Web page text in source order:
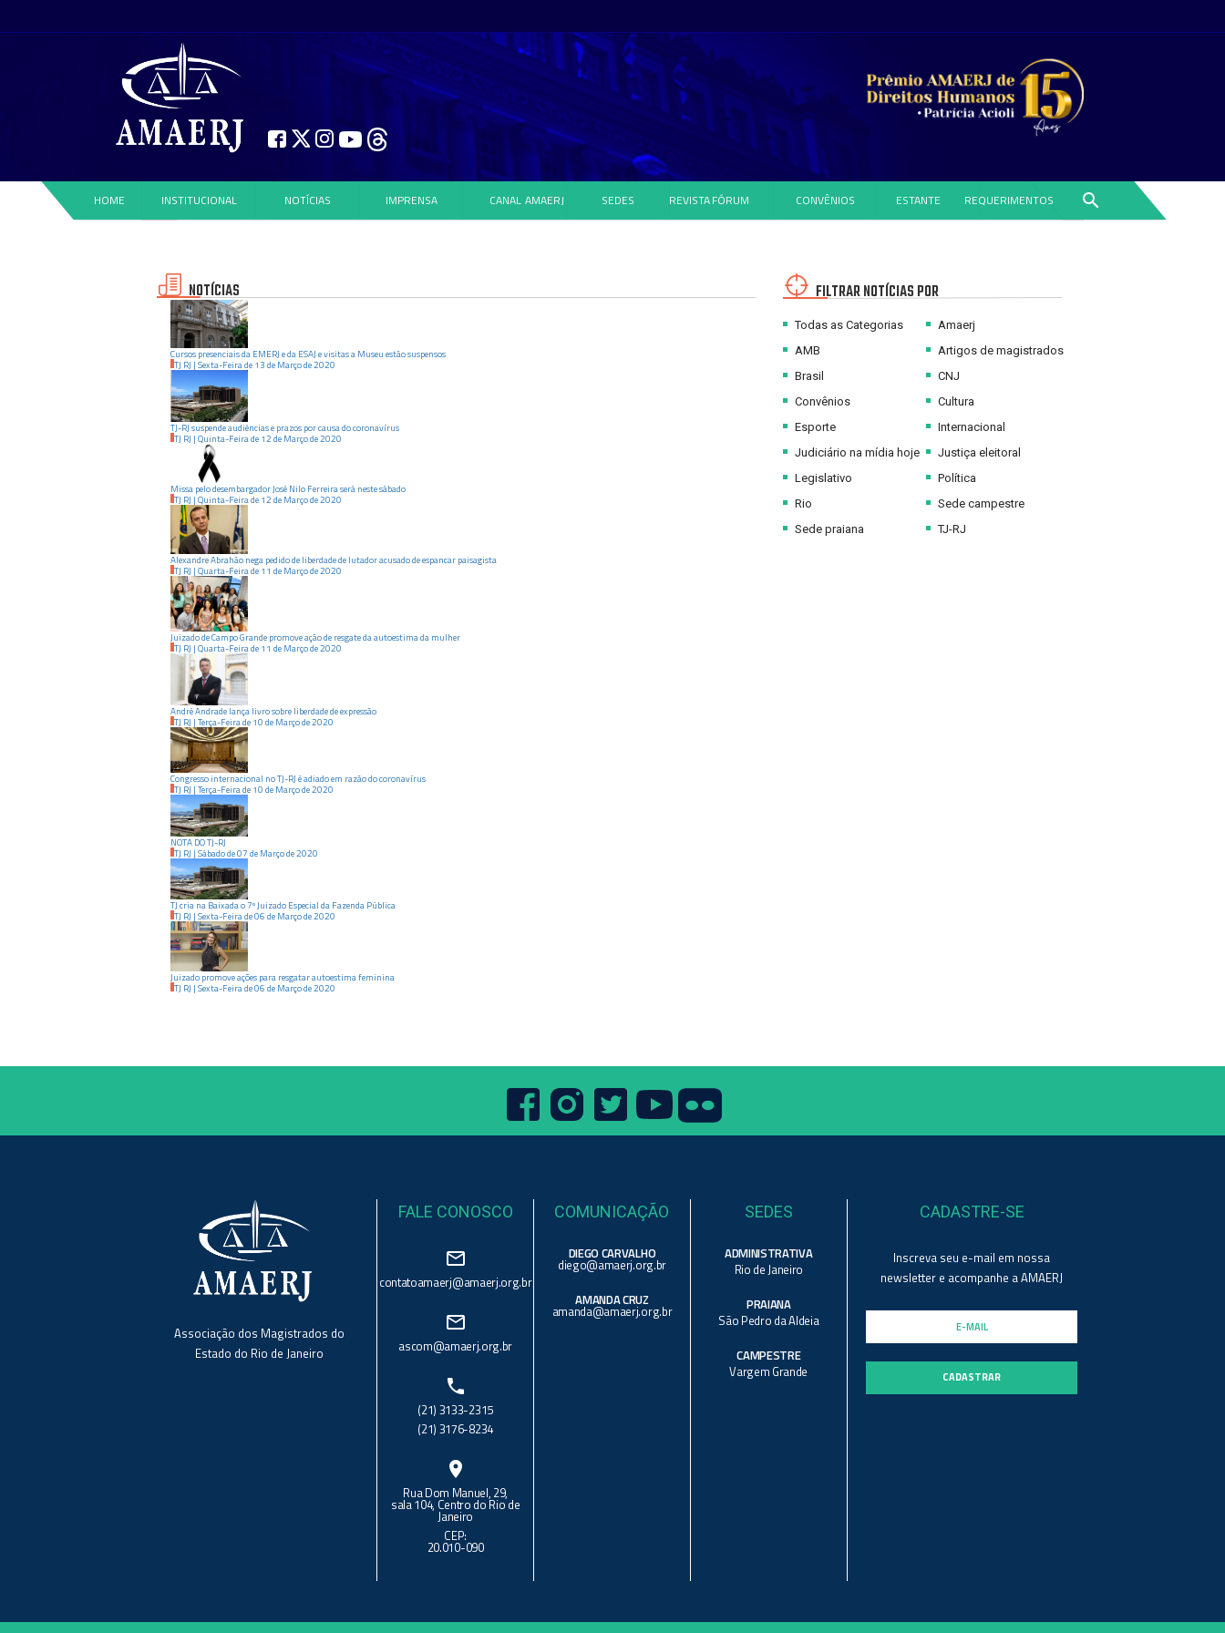
HOME INSTITUCIONAL NOTÍCIAS IMPRENSA CANAL AMAERJ SEDES REVISTAFÓRUM CONVÊNIOS ESTANTE REQUERIMENTOS search
NOTÍCIAS
Cursos presenciais da EMERJ e da ESAJ e visitas a Museu estão suspensos
TJ RJ | Sexta-Feirade 13 de Marçode2020
TJ-RJ suspende audiências e prazos por causa do coronavírus
TJ RJ | Quinta-Feirade 12 de Marçode2020
Missa pelo desembargador José Nilo Ferreira será neste sábado
TJ RJ | Quinta-Feirade 12 de Marçode2020
Alexandre Abrahão nega pedido de liberdade de lutador acusado de espancar paisagista
TJ RJ | Quarta-Feirade 11 de Marçode2020
Juizado de Campo Grande promove ação de resgate da autoestima da mulher
TJ RJ | Quarta-Feirade 11 de Marçode2020
André Andrade lança livro sobre liberdade de expressão
TJ RJ | Terça-Feirade 10 de Marçode2020
Congresso internacional no TJ-RJ é adiado em razão do coronavírus
TJ RJ | Terça-Feirade 10 de Marçode2020
NOTA DO TJ-RJ
TJ RJ | Sábadode07 de Marçode2020
TJ cria na Baixada o 7º Juizado Especial da Fazenda Pública
TJ RJ | Sexta-Feirade06 de Marçode2020
Juizado promove ações para resgatar autoestima feminina
TJ RJ | Sexta-Feirade06 de Marçode2020
FILTRAR NOTÍCIAS POR
Todas as Categorias
AMB
Brasil
Convênios
Esporte
Judiciário na mídia hoje
Legislativo
Rio
Sede praiana
Amaerj
Artigos de magistrados
CNJ
Cultura
Internacional
Justiça eleitoral
Política
Sede campestre
TJ-RJ
Associação dos Magistrados do
Estado do Rio de Janeiro
FALE CONOSCO
mail_outline
contatoamaerj@amaerj.org.br
mail_outline
ascom@amaerj.org.br
phone
(21) 3133-2315
(21) 3176-8234
location_on
Rua Dom Manuel, 29,
sala 104, Centro do Rio de
Janeiro
CEP:
20.010-090
COMUNICAÇÃO
DIEGO CARVALHO
diego@amaerj.org.br
AMANDA CRUZ
amanda@amaerj.org.br
SEDES
ADMINISTRATIVA
Rio de Janeiro
PRAIANA
São Pedro da Aldeia
CAMPESTRE
Vargem Grande
CADASTRE-SE
Inscreva seu e-mail em nossa
newsletter e acompanhe a AMAERJ